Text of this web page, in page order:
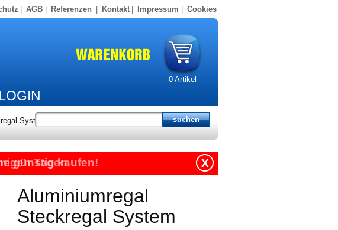
AGB Referenzen Kontakt Impressum Cookies
0Artikel
System
günstig kaufen!
Tagen X
Aluminiumregal
Steckregal System